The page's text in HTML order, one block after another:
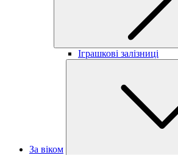
Іграшкові залізниці
За віком